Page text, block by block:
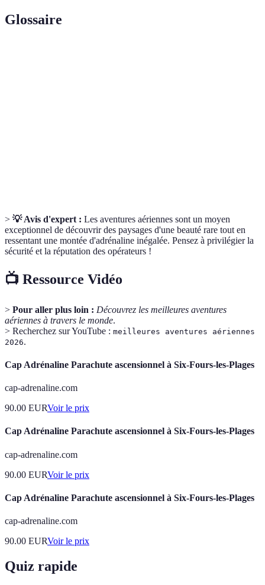
Glossaire
> 💡 Avis d'expert : Les aventures aériennes sont un moyen
exceptionnel de découvrir des paysages d'une beauté rare tout en
ressentant une montée d'adrénaline inégalée. Pensez à privilégier la
sécurité et la réputation des opérateurs !
📺 Ressource Vidéo
> Pour aller plus loin : Découvrez les meilleures aventures
aériennes à travers le monde.
> Recherchez sur YouTube : meilleures aventures aériennes
2026.
Cap Adrénaline Parachute ascensionnel à Six-Fours-les-Plages
cap-adrenaline.com
90.00 EURVoir le prix
Cap Adrénaline Parachute ascensionnel à Six-Fours-les-Plages
cap-adrenaline.com
90.00 EURVoir le prix
Cap Adrénaline Parachute ascensionnel à Six-Fours-les-Plages
cap-adrenaline.com
90.00 EURVoir le prix
Quiz rapide